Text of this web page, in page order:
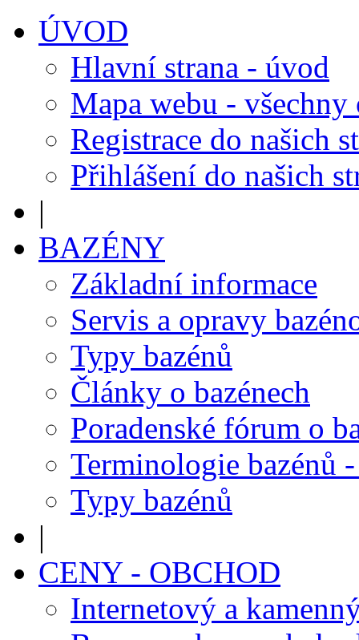
ÚVOD
Hlavní strana - úvod
Mapa webu - všechny
Registrace do našich
Přihlášení do našich
|
BAZÉNY
Základní informace
Servis a opravy
Typy bazénů
Články o bazénech
Poradenské fórum o
Terminologie bazénů
Typy bazénů
|
CENY - OBCHOD
Internetový a